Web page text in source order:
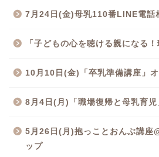
7月24日(金)母乳110番LINE電話
「子どもの心を聴ける親になる
10月10日(金)「卒乳準備講座」
8月4日(月)「職場復帰と母乳育
5月26日(月)抱っことおんぶ講座
ップ